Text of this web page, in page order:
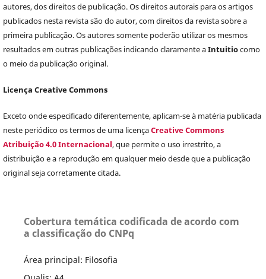
autores, dos direitos de publicação. Os direitos autorais para os artigos
publicados nesta revista são do autor, com direitos da revista sobre a
primeira publicação. Os autores somente poderão utilizar os mesmos
resultados em outras publicações indicando claramente aIntuitiocomo
o meio da publicação original.
Licença Creative Commons
Exceto onde especificado diferentemente, aplicam-se à matéria publicada
neste periódico os termos de uma licençaCreative Commons
Atribuição 4.0 Internacional, que permite o uso irrestrito, a
distribuição e a reprodução em qualquer meio desde que a publicação
original seja corretamente citada.
Cobertura temática codificada de acordo com
a classificação do CNPq
Área principal: Filosofia